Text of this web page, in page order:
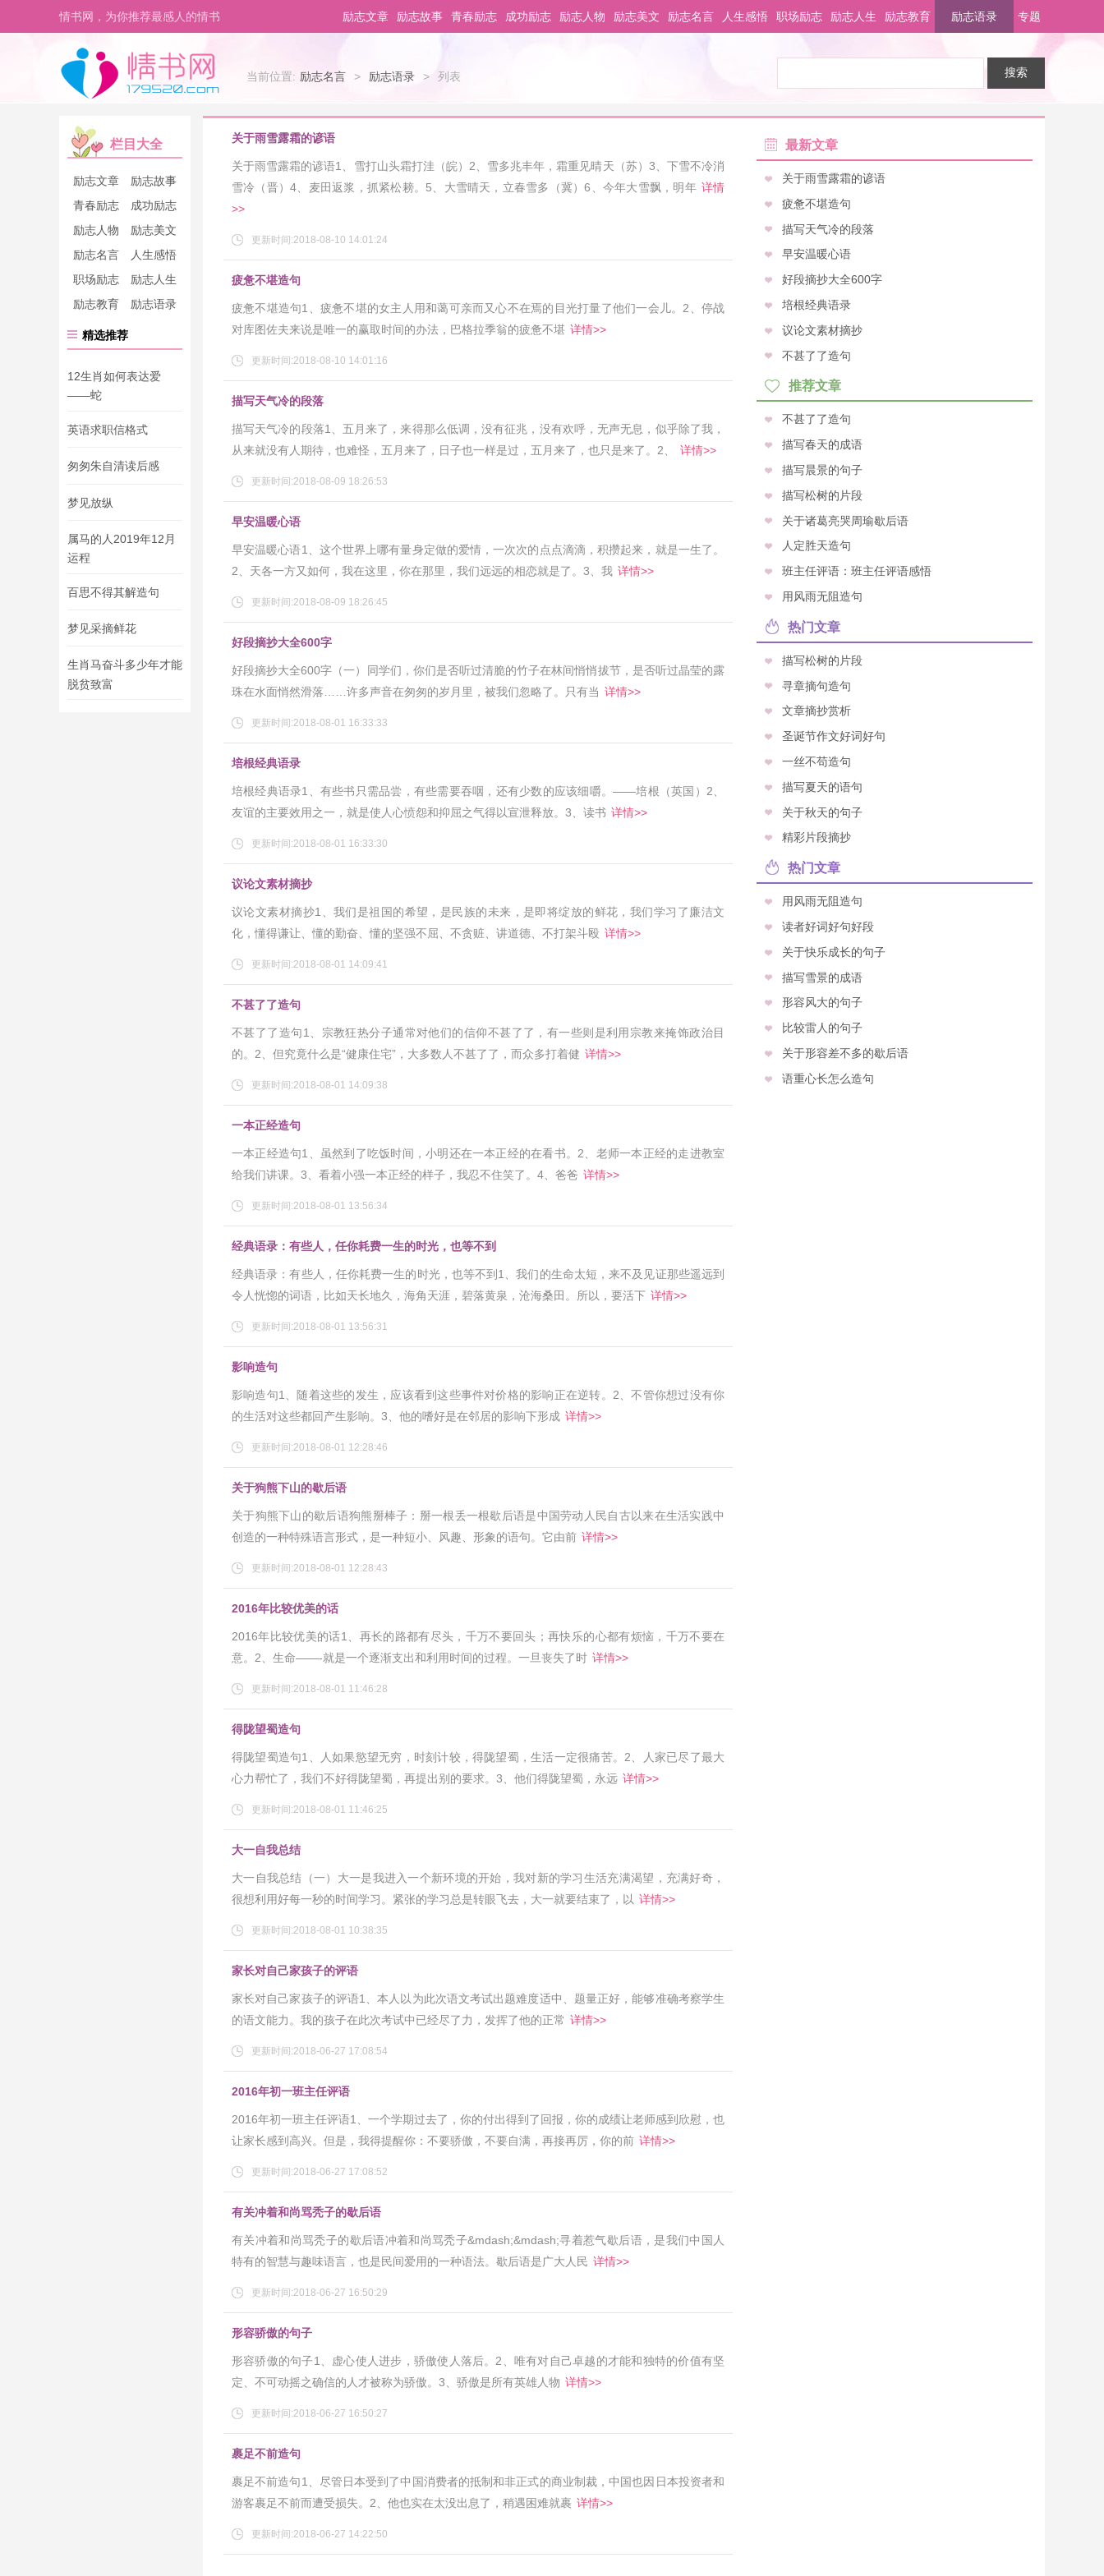
情书网，为你推荐最感人的情书 励志文章 励志故事 青春励志 成功励志 励志人物 励志美文 励志名言 人生感悟 职场励志 励志人生 励志教育 励志语录 专题
当前位置: 励志名言 > 励志语录 > 列表
栏目大全
励志文章
励志故事
青春励志
成功励志
励志人物
励志美文
励志名言
人生感悟
职场励志
励志人生
励志教育
励志语录
精选推荐
12生肖如何表达爱
——蛇
英语求职信格式
匆匆朱自清读后感
梦见放纵
属马的人2019年12月
运程
百思不得其解造句
梦见采摘鲜花
生肖马奋斗多少年才能
脱贫致富
关于雨雪露霜的谚语
关于雨雪露霜的谚语1、雪打山头霜打洼（皖）2、雪多兆丰年，霜重见晴天（苏）3、下雪不冷消
雪冷（晋）4、麦田返浆，抓紧松耪。5、大雪晴天，立春雪多（冀）6、今年大雪飘，明年 详情
>>
更新时间:2018-08-10 14:01:24
疲惫不堪造句
疲惫不堪造句1、疲惫不堪的女主人用和蔼可亲而又心不在焉的目光打量了他们一会儿。2、停战
对库图佐夫来说是唯一的赢取时间的办法，巴格拉季翁的疲惫不堪 详情>>
更新时间:2018-08-10 14:01:16
描写天气冷的段落
描写天气冷的段落1、五月来了，来得那么低调，没有征兆，没有欢呼，无声无息，似乎除了我，
从来就没有人期待，也难怪，五月来了，日子也一样是过，五月来了，也只是来了。2、
详情>>
更新时间:2018-08-09 18:26:53
早安温暖心语
早安温暖心语1、这个世界上哪有量身定做的爱情，一次次的点点滴滴，积攒起来，就是一生了。
2、天各一方又如何，我在这里，你在那里，我们远远的相恋就是了。3、我 详情>>
更新时间:2018-08-09 18:26:45
好段摘抄大全600字
好段摘抄大全600字（一）同学们，你们是否听过清脆的竹子在林间悄悄拔节，是否听过晶莹的露
珠在水面悄然滑落……许多声音在匆匆的岁月里，被我们忽略了。只有当 详情>>
更新时间:2018-08-01 16:33:33
培根经典语录
培根经典语录1、有些书只需品尝，有些需要吞咽，还有少数的应该细嚼。——培根（英国）2、
友谊的主要效用之一，就是使人心愤怨和抑屈之气得以宣泄释放。3、读书 详情>>
更新时间:2018-08-01 16:33:30
议论文素材摘抄
议论文素材摘抄1、我们是祖国的希望，是民族的未来，是即将绽放的鲜花，我们学习了廉洁文
化，懂得谦让、懂的勤奋、懂的坚强不屈、不贪赃、讲道德、不打架斗殴 详情>>
更新时间:2018-08-01 14:09:41
不甚了了造句
不甚了了造句1、宗教狂热分子通常对他们的信仰不甚了了，有一些则是利用宗教来掩饰政治目
的。2、但究竟什么是“健康住宅”，大多数人不甚了了，而众多打着健 详情>>
更新时间:2018-08-01 14:09:38
一本正经造句
一本正经造句1、虽然到了吃饭时间，小明还在一本正经的在看书。2、老师一本正经的走进教室
给我们讲课。3、看着小强一本正经的样子，我忍不住笑了。4、爸爸 详情>>
更新时间:2018-08-01 13:56:34
经典语录：有些人，任你耗费一生的时光，也等不到
经典语录：有些人，任你耗费一生的时光，也等不到1、我们的生命太短，来不及见证那些遥远到
令人恍惚的词语，比如天长地久，海角天涯，碧落黄泉，沧海桑田。所以，要活下 详情>>
更新时间:2018-08-01 13:56:31
影响造句
影响造句1、随着这些的发生，应该看到这些事件对价格的影响正在逆转。2、不管你想过没有你
的生活对这些都回产生影响。3、他的嗜好是在邻居的影响下形成 详情>>
更新时间:2018-08-01 12:28:46
关于狗熊下山的歇后语
关于狗熊下山的歇后语狗熊掰棒子：掰一根丢一根歇后语是中国劳动人民自古以来在生活实践中
创造的一种特殊语言形式，是一种短小、风趣、形象的语句。它由前 详情>>
更新时间:2018-08-01 12:28:43
2016年比较优美的话
2016年比较优美的话1、再长的路都有尽头，千万不要回头；再快乐的心都有烦恼，千万不要在
意。2、生命――-就是一个逐渐支出和利用时间的过程。一旦丧失了时 详情>>
更新时间:2018-08-01 11:46:28
得陇望蜀造句
得陇望蜀造句1、人如果慾望无穷，时刻计较，得陇望蜀，生活一定很痛苦。2、人家已尽了最大
心力帮忙了，我们不好得陇望蜀，再提出别的要求。3、他们得陇望蜀，永远 详情>>
更新时间:2018-08-01 11:46:25
大一自我总结
大一自我总结（一）大一是我进入一个新环境的开始，我对新的学习生活充满渴望，充满好奇，
很想利用好每一秒的时间学习。紧张的学习总是转眼飞去，大一就要结束了，以 详情>>
更新时间:2018-08-01 10:38:35
家长对自己家孩子的评语
家长对自己家孩子的评语1、本人以为此次语文考试出题难度适中、题量正好，能够准确考察学生
的语文能力。我的孩子在此次考试中已经尽了力，发挥了他的正常 详情>>
更新时间:2018-06-27 17:08:54
2016年初一班主任评语
2016年初一班主任评语1、一个学期过去了，你的付出得到了回报，你的成绩让老师感到欣慰，也
让家长感到高兴。但是，我得提醒你：不要骄傲，不要自满，再接再厉，你的前 详情>>
更新时间:2018-06-27 17:08:52
有关冲着和尚骂秃子的歇后语
有关冲着和尚骂秃子的歇后语冲着和尚骂秃子&mdash;&mdash;寻着惹气歇后语，是我们中国人
特有的智慧与趣味语言，也是民间爱用的一种语法。歇后语是广大人民 详情>>
更新时间:2018-06-27 16:50:29
形容骄傲的句子
形容骄傲的句子1、虚心使人进步，骄傲使人落后。2、唯有对自己卓越的才能和独特的价值有坚
定、不可动摇之确信的人才被称为骄傲。3、骄傲是所有英雄人物 详情>>
更新时间:2018-06-27 16:50:27
裹足不前造句
裹足不前造句1、尽管日本受到了中国消费者的抵制和非正式的商业制裁，中国也因日本投资者和
游客裹足不前而遭受损失。2、他也实在太没出息了，稍遇困难就裹 详情>>
更新时间:2018-06-27 14:22:50
最新文章
关于雨雪露霜的谚语
疲惫不堪造句
描写天气冷的段落
早安温暖心语
好段摘抄大全600字
培根经典语录
议论文素材摘抄
不甚了了造句
推荐文章
不甚了了造句
描写春天的成语
描写晨景的句子
描写松树的片段
关于诸葛亮哭周瑜歇后语
人定胜天造句
班主任评语：班主任评语感悟
用风雨无阻造句
热门文章
描写松树的片段
寻章摘句造句
文章摘抄赏析
圣诞节作文好词好句
一丝不苟造句
描写夏天的语句
关于秋天的句子
精彩片段摘抄
热门文章
用风雨无阻造句
读者好词好句好段
关于快乐成长的句子
描写雪景的成语
形容风大的句子
比较雷人的句子
关于形容差不多的歇后语
语重心长怎么造句